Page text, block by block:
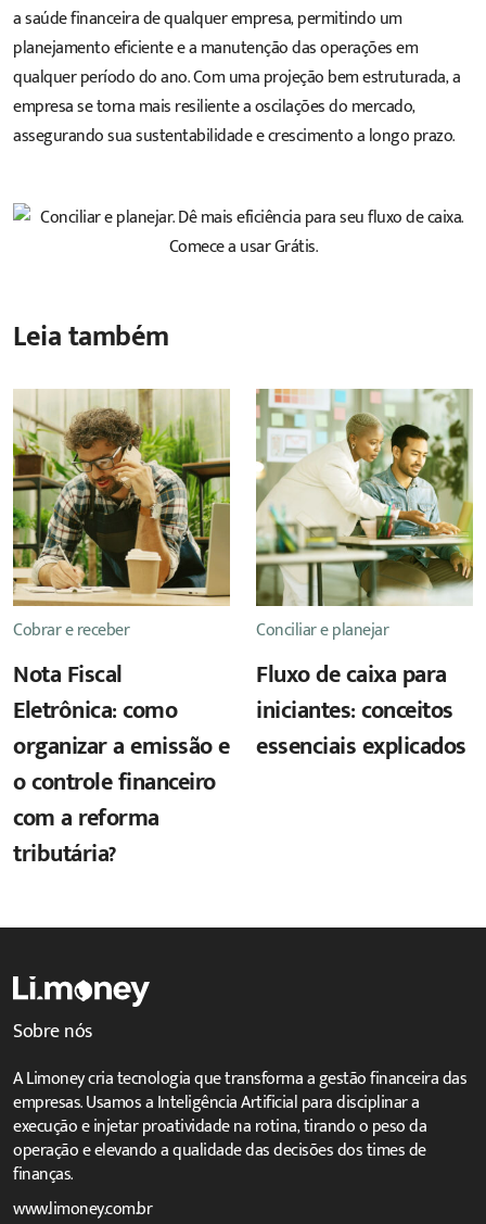
a saúde financeira de qualquer empresa, permitindo um
planejamento eficiente e a manutenção das operações em
qualquer período do ano. Com uma projeção bem estruturada, a
empresa se torna mais resiliente a oscilações do mercado,
assegurando sua sustentabilidade e crescimento a longo prazo.
Leia também
Cobrar e receber
Nota Fiscal
Eletrônica: como
organizar a emissão e
o controle financeiro
com a reforma
tributária?
Conciliar e planejar
Fluxo de caixa para
iniciantes: conceitos
essenciais explicados
Sobre nós
A Limoney cria tecnologia que transforma a gestão financeira das
empresas. Usamos a Inteligência Artificial para disciplinar a
execução e injetar proatividade na rotina, tirando o peso da
operação e elevando a qualidade das decisões dos times de
finanças.
www.limoney.com.br